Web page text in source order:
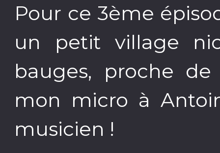
Pour ce 3ème
un petit village
bauges, proche
mon micro à
musicien !